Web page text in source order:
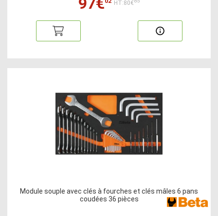
HT:80€
Module souple avec clés à fourches et clés mâles 6 pans
coudées 36 pièces